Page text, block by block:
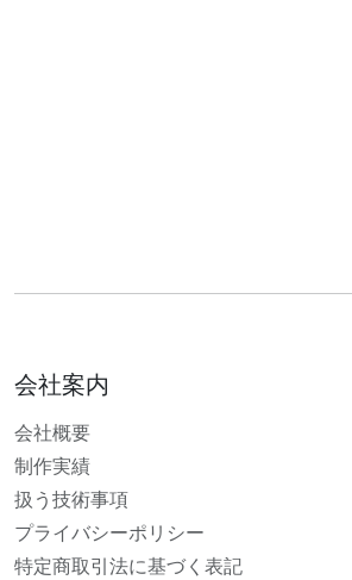
会社案内
会社概要
制作実績
扱う技術事項
プライバシーポリシー
特定商取引法に基づく表記